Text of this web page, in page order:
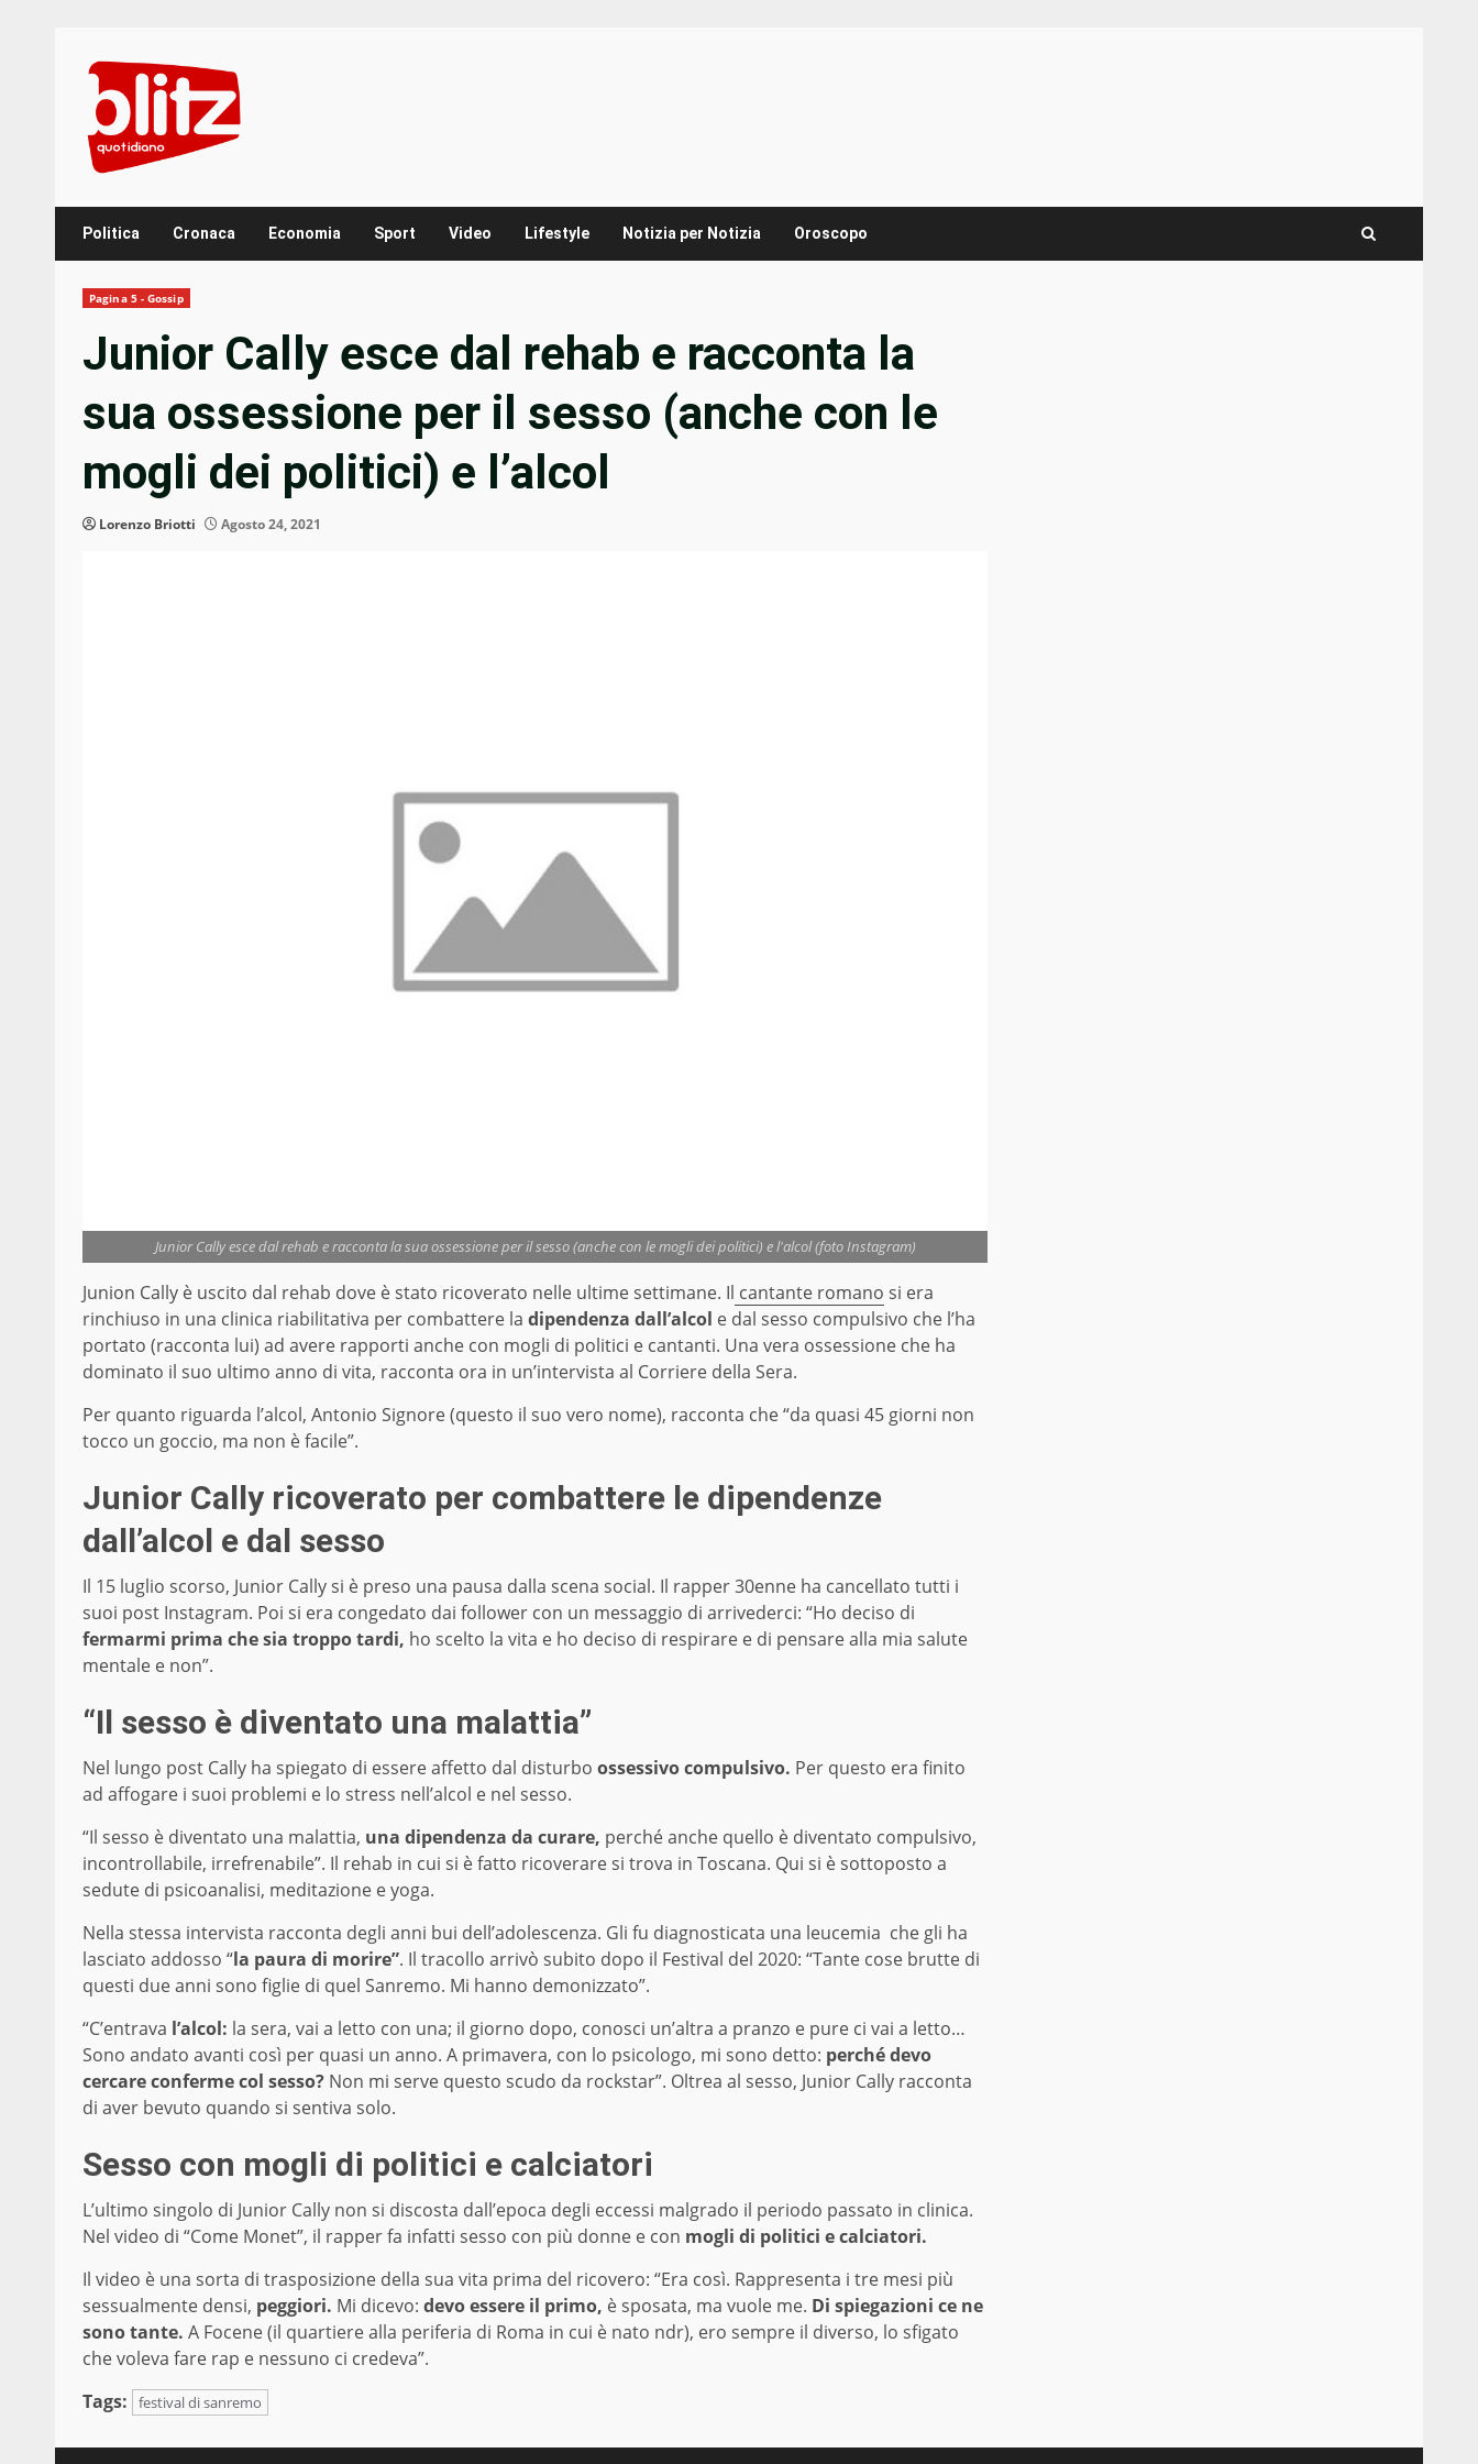
content
Politica Cronaca Economia Sport Video Lifestyle Notizia per Notizia Oroscopo
Pagina 5 - Gossip
Junior Cally esce dal rehab e racconta la
sua ossessione per il sesso (anche con le
mogli dei politici) e l’alcol
Lorenzo Briotti Agosto 24, 2021
Junior Cally esce dal rehab e racconta la sua ossessione per il sesso (anche con le mogli dei politici) e l'alcol (foto Instagram)
Junion Cally è uscito dal rehab dove è stato ricoverato nelle ultime settimane. Il cantante romano si era
rinchiuso in una clinica riabilitativa per combattere la dipendenza dall’alcol e dal sesso compulsivo che l’ha
portato (racconta lui) ad avere rapporti anche con mogli di politici e cantanti. Una vera ossessione che ha
dominato il suo ultimo anno di vita, racconta ora in un’intervista al Corriere della Sera.
Per quanto riguarda l’alcol, Antonio Signore (questo il suo vero nome), racconta che “da quasi 45 giorni non
tocco un goccio, ma non è facile”.
Junior Cally ricoverato per combattere le dipendenze
dall’alcol e dal sesso
Il 15 luglio scorso, Junior Cally si è preso una pausa dalla scena social. Il rapper 30enne ha cancellato tutti i
suoi post Instagram. Poi si era congedato dai follower con un messaggio di arrivederci: “Ho deciso di
fermarmi prima che sia troppo tardi, ho scelto la vita e ho deciso di respirare e di pensare alla mia salute
mentale e non”.
“Il sesso è diventato una malattia”
Nel lungo post Cally ha spiegato di essere affetto dal disturbo ossessivo compulsivo. Per questo era finito
ad affogare i suoi problemi e lo stress nell’alcol e nel sesso.
“Il sesso è diventato una malattia, una dipendenza da curare, perché anche quello è diventato compulsivo,
incontrollabile, irrefrenabile”. Il rehab in cui si è fatto ricoverare si trova in Toscana. Qui si è sottoposto a
sedute di psicoanalisi, meditazione e yoga.
Nella stessa intervista racconta degli anni bui dell’adolescenza. Gli fu diagnosticata una leucemia che gli ha
lasciato addosso “la paura di morire”. Il tracollo arrivò subito dopo il Festival del 2020: “Tante cose brutte di
questi due anni sono figlie di quel Sanremo. Mi hanno demonizzato”.
“C’entrava l’alcol: la sera, vai a letto con una; il giorno dopo, conosci un’altra a pranzo e pure ci vai a letto…
Sono andato avanti così per quasi un anno. A primavera, con lo psicologo, mi sono detto: perché devo
cercare conferme col sesso? Non mi serve questo scudo da rockstar”. Oltrea al sesso, Junior Cally racconta
di aver bevuto quando si sentiva solo.
Sesso con mogli di politici e calciatori
L’ultimo singolo di Junior Cally non si discosta dall’epoca degli eccessi malgrado il periodo passato in clinica.
Nel video di “Come Monet”, il rapper fa infatti sesso con più donne e con mogli di politici e calciatori.
Il video è una sorta di trasposizione della sua vita prima del ricovero: “Era così. Rappresenta i tre mesi più
sessualmente densi, peggiori. Mi dicevo: devo essere il primo, è sposata, ma vuole me. Di spiegazioni ce ne
sono tante. A Focene (il quartiere alla periferia di Roma in cui è nato ndr), ero sempre il diverso, lo sfigato
che voleva fare rap e nessuno ci credeva”.
Tags:
festival di sanremo